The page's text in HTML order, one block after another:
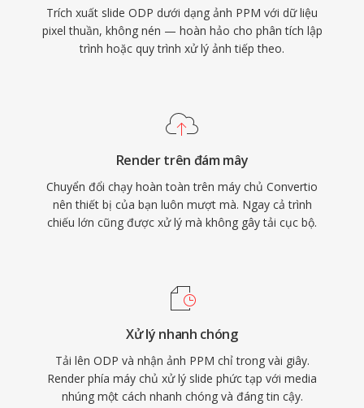
Trích xuất slide ODP dưới dạng ảnh PPM với dữ liệu
pixel thuần, không nén — hoàn hảo cho phân tích lập
trình hoặc quy trình xử lý ảnh tiếp theo.
Render trên đám mây
Chuyển đổi chạy hoàn toàn trên máy chủ Convertio
nên thiết bị của bạn luôn mượt mà. Ngay cả trình
chiếu lớn cũng được xử lý mà không gây tải cục bộ.
Xử lý nhanh chóng
Tải lên ODP và nhận ảnh PPM chỉ trong vài giây.
Render phía máy chủ xử lý slide phức tạp với media
nhúng một cách nhanh chóng và đáng tin cậy.